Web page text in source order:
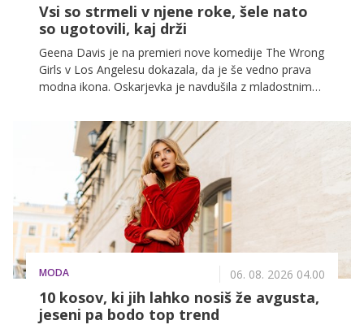
Vsi so strmeli v njene roke, šele nato
so ugotovili, kaj drži
Geena Davis je na premieri nove komedije The Wrong
Girls v Los Angelesu dokazala, da je še vedno prava
modna ikona. Oskarjevka je navdušila z mladostnim
pritegnil njen izjemno nenavaden modni dodatek, ki je
nadomestil klasično torbico.
MODA 06. 08. 2026 04.00
10 kosov, ki jih lahko nosiš že avgusta,
jeseni pa bodo top trend